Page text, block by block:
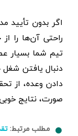
اگر بدون تأیید
راحتی آن‌ها را
تیم شما بسیار
دنبال یافتن
دادن وعده، از
صورت، نتایج
مطلب مرتبط: